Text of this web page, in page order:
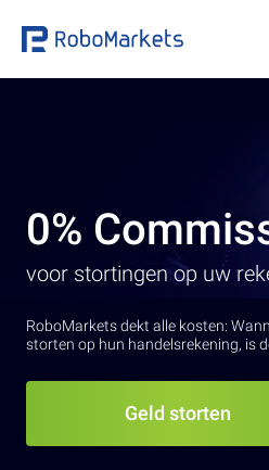
0%
voor stortingen op uw
RoboMarkets dekt alle kosten:
storten op hun handelsrekening, is
Geld storten